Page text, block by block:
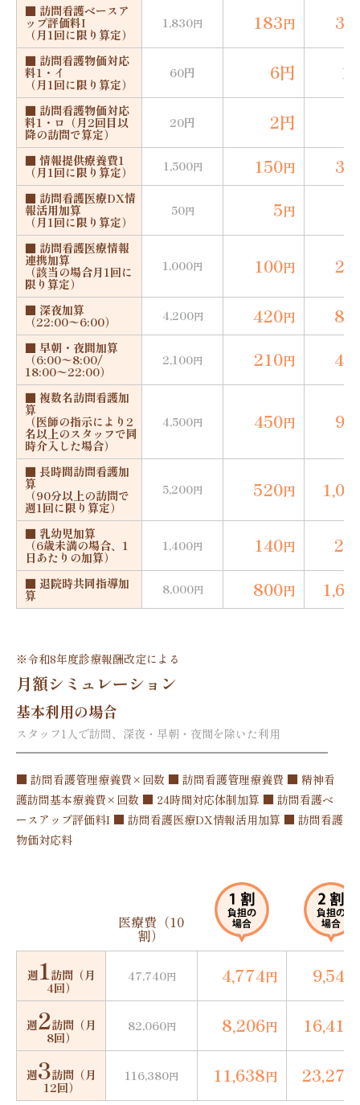
■ 訪問看護ベースア
ップ評価料I
（月1回に限り算定）
1,830円 183円
■ 訪問看護物価対応
料1・イ
（月1回に限り算定）
60円 6円
■ 訪問看護物価対応
料1・ロ（月2回目以
降の訪問で算定）
20円 2円
■ 情報提供療養費1
（月1回に限り算定） 1,500円 150円
■ 訪問看護医療DX情
報活用加算
（月1回に限り算定）
50円 5円
■ 訪問看護医療情報
連携加算
（該当の場合月1回に
限り算定）
1,000円 100円
■ 深夜加算
（22:00〜6:00） 4,200円 420円
■ 早朝・夜間加算
（6:00〜8:00/
18:00〜22:00）
2,100円 210円
■ 複数名訪問看護加
算
（医師の指示により2
名以上のスタッフで同
時介入した場合）
4,500円 450円
■ 長時間訪問看護加
算
（90分以上の訪問で
週1回に限り算定）
5,200円 520円
■ 乳幼児加算
（6歳未満の場合、1
日あたりの加算）
1,400円 140円
■ 退院時共同指導加
算 8,000円 800円
※令和8年度診療報酬改定による
月額シミュレーション
基本利用の場合
スタッフ1人で訪問、深夜・早朝・夜間を除いた利用
■ 訪問看護管理療養費×回数 ■ 訪問看護管理療養費 ■ 精神看
護訪問基本療養費×回数 ■ 24時間対応体制加算 ■ 訪問看護ベ
ースアップ評価料I ■ 訪問看護医療DX情報活用加算 ■ 訪問看護
物価対応料
医療費（10
割）
週1訪問（月
4回）
47,740円 4,774円 9,548
週2訪問（月
8回）
82,060円 8,206円 16,412
週3訪問（月
12回）
116,380円 11,638円 23,276